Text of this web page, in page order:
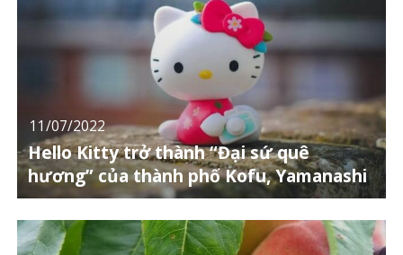
11/07/2022
Hello Kitty trở thành “Đại sứ quê
hương” của thành phố Kofu, Yamanashi